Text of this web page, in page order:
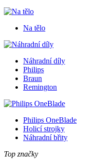
Na tělo
Náhradní díly
Philips
Braun
Remington
Philips OneBlade
Holicí strojky
Náhradní břity
Top značky